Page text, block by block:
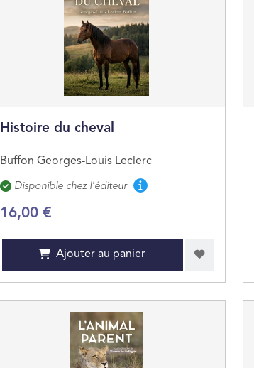
Histoire du cheval
Buffon Georges-Louis Leclerc
Disponibilité
Disponible chez l'éditeur
16,00 €
Ajouter au panier